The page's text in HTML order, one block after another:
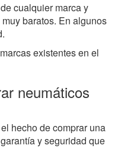
cualquier marca y
baratos. En algunos
existentes en el
neumáticos
hecho de comprar una
y seguridad que